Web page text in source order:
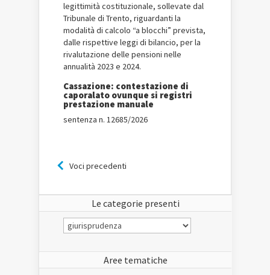
legittimità costituzionale, sollevate dal
Tribunale di Trento, riguardanti la
modalità di calcolo “a blocchi” prevista,
dalle rispettive leggi di bilancio, per la
rivalutazione delle pensioni nelle
annualità 2023 e 2024.
Cassazione: contestazione di
caporalato ovunque si registri
prestazione manuale
sentenza n. 12685/2026
Voci precedenti
Le categorie presenti
Le
categorie
Aree tematiche